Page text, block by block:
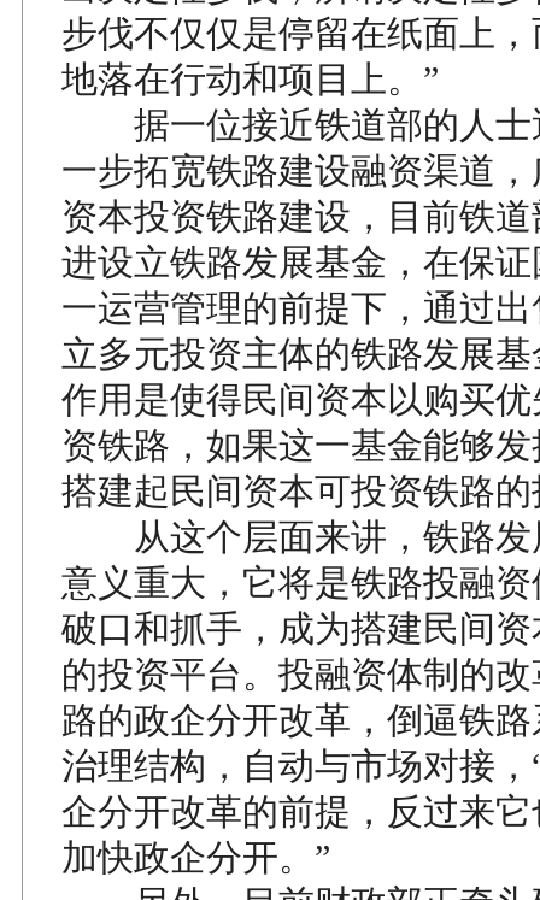
步伐不仅仅是停留在纸面上
地落在行动和项目上。”
据一位接近铁道部的人士
一步拓宽铁路建设融资渠道
资本投资铁路建设，目前铁
进设立铁路发展基金，在保
一运营管理的前提下，通过
立多元投资主体的铁路发展
作用是使得民间资本以购买
资铁路，如果这一基金能够
搭建起民间资本可投资铁路
从这个层面来讲，铁路发
意义重大，它将是铁路投融
破口和抓手，成为搭建民间
的投资平台。投融资体制的
路的政企分开改革，倒逼铁
治理结构，自动与市场对接
企分开改革的前提，反过来
加快政企分开。”